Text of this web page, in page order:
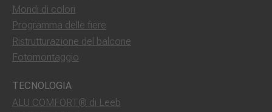
Mondi di colori
Programma delle fiere
Ristrutturazione del balcone
Fotomontaggio
TECNOLOGIA
ALU COMFORT® di Leeb